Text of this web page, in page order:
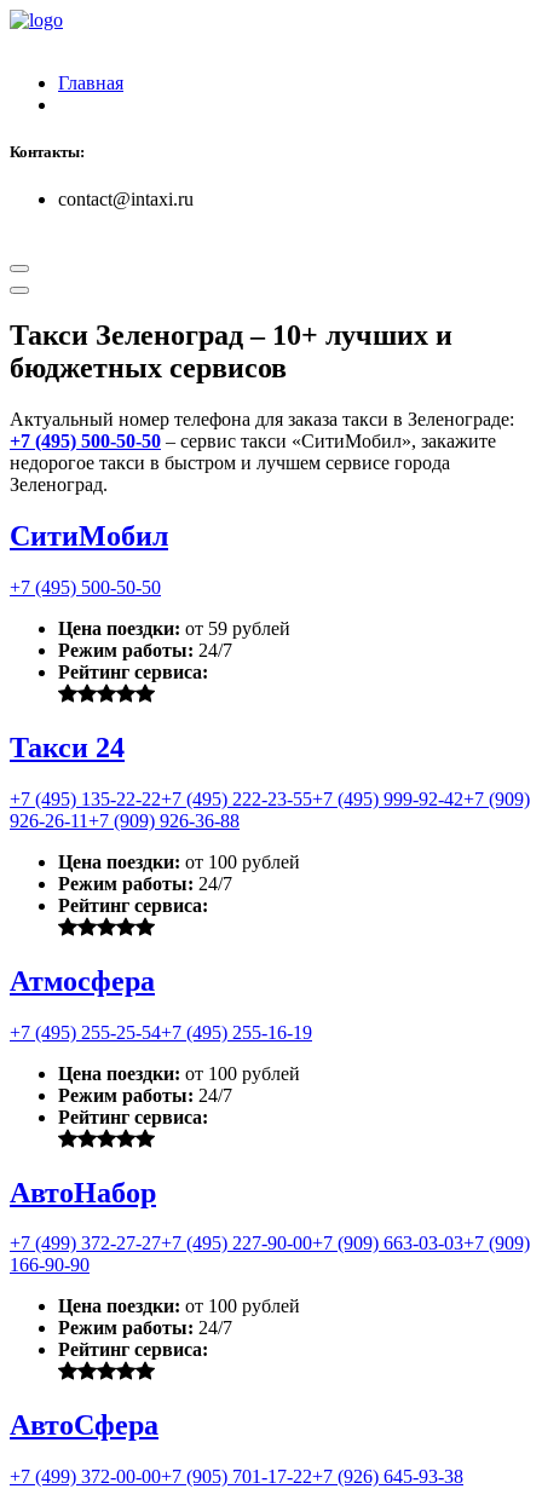
Главная
Контакты:
contact@intaxi.ru
Такси Зеленоград– 10+ лучших и
бюджетных сервисов
Актуальный номер телефона для заказа такси в Зеленограде:
+7 (495) 500-50-50 – сервис такси «СитиМобил», закажите
недорогое такси в быстром и лучшем сервисе города
Зеленоград.
СитиМобил
+7 (495) 500-50-50
Цена поездки: от 59 рублей
Режим работы: 24/7
Рейтинг сервиса:
Такси 24
+7 (495) 135-22-22+7 (495) 222-23-55+7 (495) 999-92-42+7 (909)
926-26-11+7 (909) 926-36-88
Цена поездки: от 100 рублей
Режим работы: 24/7
Рейтинг сервиса:
Атмосфера
+7 (495) 255-25-54+7 (495) 255-16-19
Цена поездки: от 100 рублей
Режим работы: 24/7
Рейтинг сервиса:
АвтоНабор
+7 (499) 372-27-27+7 (495) 227-90-00+7 (909) 663-03-03+7 (909)
166-90-90
Цена поездки: от 100 рублей
Режим работы: 24/7
Рейтинг сервиса:
АвтоСфера
+7 (499) 372-00-00+7 (905) 701-17-22+7 (926) 645-93-38